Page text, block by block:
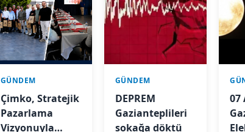
GÜNDEM
Çimko, Stratejik
Pazarlama
Vizyonuyla
GÜNDEM
DEPREM
Gazianteplileri
sokağa döktü
07